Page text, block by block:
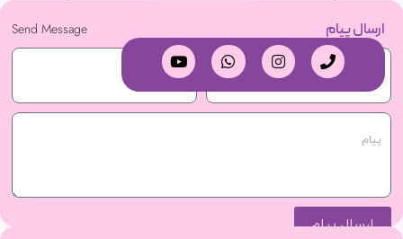
ارسال پیام Send Message
ارسال پیام